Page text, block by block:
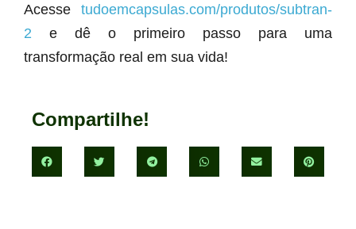
Acesse tudoemcapsulas.com/produtos/subtran-
2 e dê o primeiro passo para uma
transformação real em sua vida!
Compartilhe!